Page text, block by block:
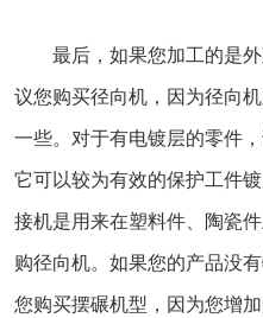
最后，如果您加工的是外
议您购买径向机，因为径向
一些。对于有电镀层的零件
它可以较为有效的保护工件
接机是用来在塑料件、陶瓷
购径向机。如果您的产品没
您购买摆碾机型，因为您增